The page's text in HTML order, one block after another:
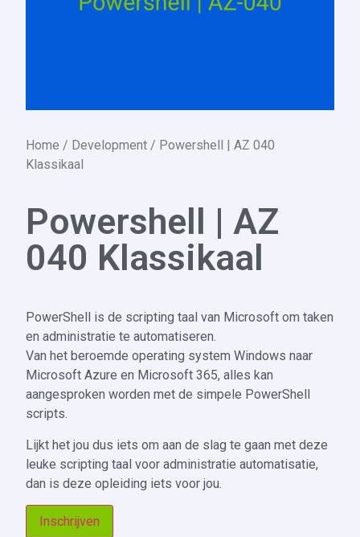
Home / Development / Powershell | AZ 040
Klassikaal
Powershell | AZ
040 Klassikaal
PowerShell is de scripting taal van Microsoft om taken
en administratie te automatiseren.
Van het beroemde operating system Windows naar
Microsoft Azure en Microsoft 365, alles kan
aangesproken worden met de simpele PowerShell
scripts.
Lijkt het jou dus iets om aan de slag te gaan met deze
leuke scripting taal voor administratie automatisatie,
dan is deze opleiding iets voor jou.
Inschrijven